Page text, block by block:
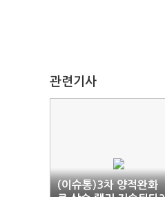
관련기사
(이슈통)3차 양적완화